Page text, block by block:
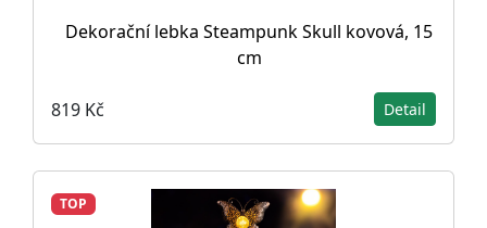
Dekorační lebka Steampunk Skull kovová, 15
cm
819 Kč Detail
TOP